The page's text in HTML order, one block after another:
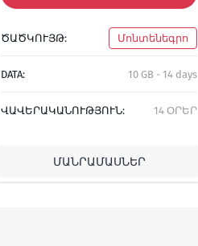
ԾԱԾԿՈՒՅԹ: Մոնտենեգրո
DATA: 10 GB - 14 days
ՎԱՎԵՐԱԿԱՆՈՒԹՅՈՒՆ: 14 ՕՐԵՐ
ՄԱՆՐԱՄԱՍՆԵՐ